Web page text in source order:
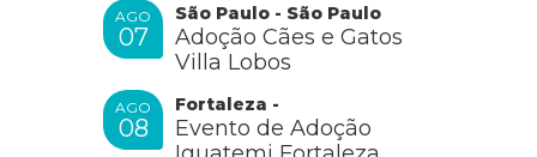
AGO
07
São Paulo - São Paulo
Adoção Cães e Gatos
Villa Lobos
AGO
08
Fortaleza -
Evento de Adoção